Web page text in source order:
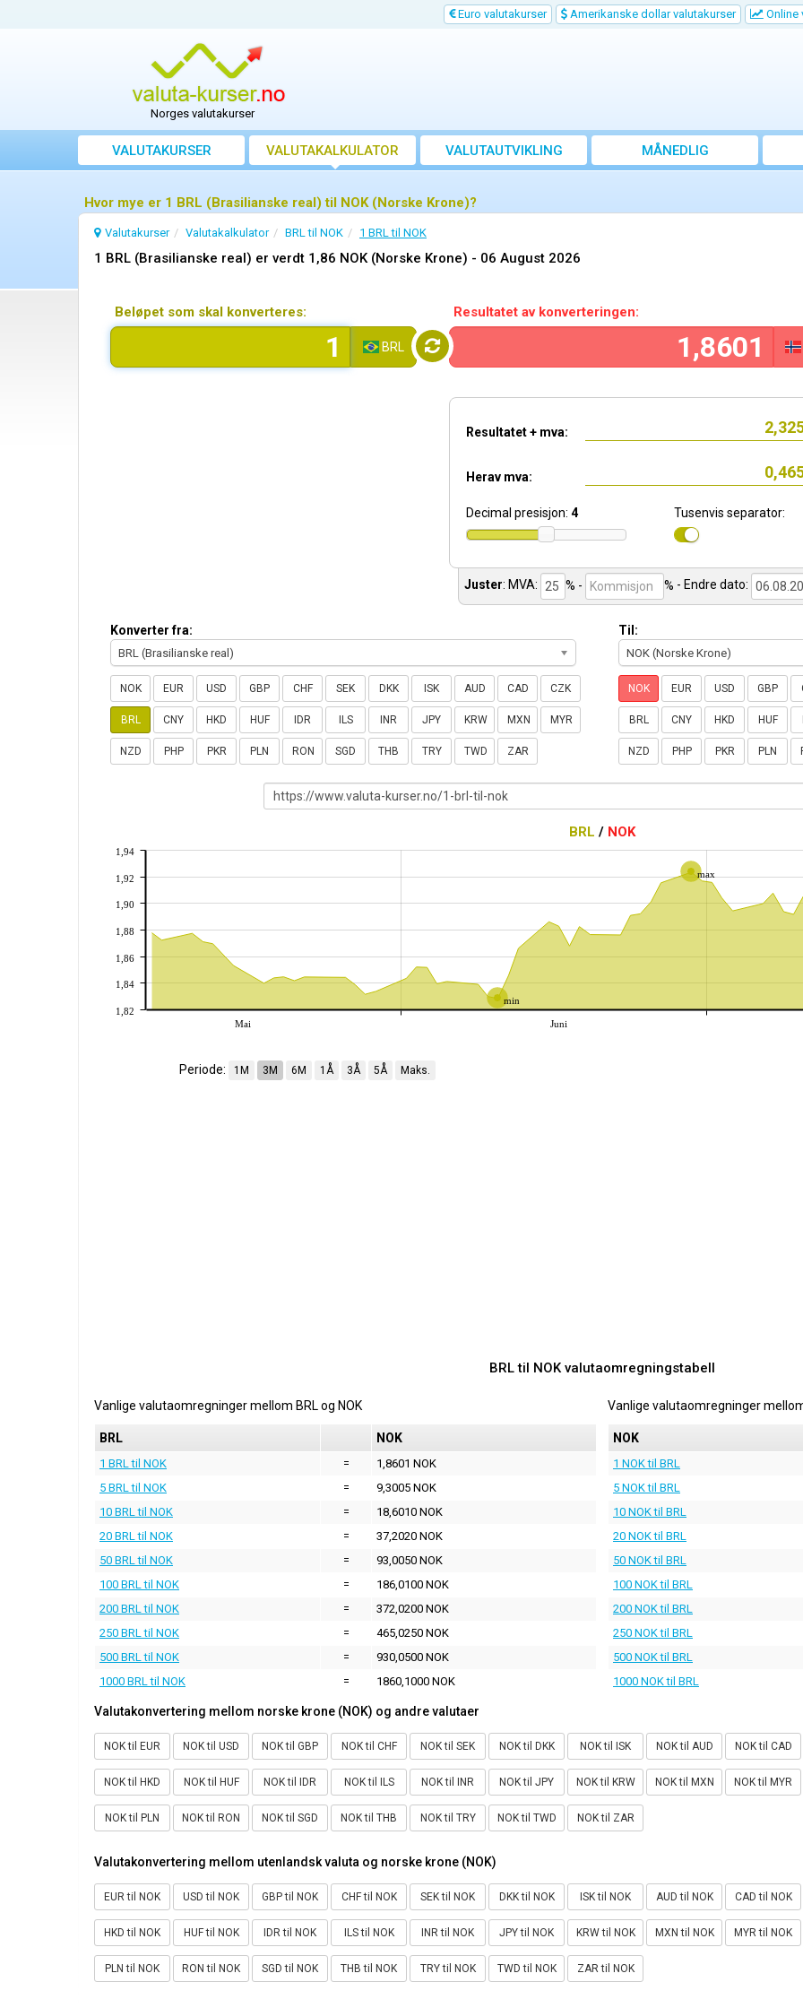
Euro valutakurser Amerikanske dollar valutakurser Online
Norges valutakurser
VALUTAKURSER VALUTAKALKULATOR VALUTAUTVIKLING
MÅNEDLIG
GJENNOMSNITTSKURS
Hvor mye er 1 BRL (Brasilianske real) til NOK (Norske Krone)?
Valutakurser Valutakalkulator BRL til NOK 1 BRL til NOK
1 BRL (Brasilianske real) er verdt 1,86 NOK (Norske Krone) - 06 August 2026
Beløpet som skal konverteres:
BRL
Resultatet av konverteringen:
Resultatet + mva:
Herav mva:
Decimal presisjon: 4 Tusenvis separator:
Juster: MVA: % - % - Endre dato:
Konverter fra:
BRL (Brasilianske real)
NOK EUR USD GBP CHF SEK DKK ISK AUD CAD CZK
BRL CNY HKD HUF IDR ILS INR JPY KRW MXN MYR
NZD PHP PKR PLN RON SGD THB TRY TWD ZAR
Til:
NOK (Norske Krone)
NOK EUR USD GBP
BRL CNY HKD HUF
NZD PHP PKR PLN
BRL / NOK
min
max
Mai Juni
1,82
1,84
1,86
1,88
1,90
1,92
1,94
Periode: 1M 3M 6M 1Å 3Å 5Å Maks.
BRL til NOK valutaomregningstabell
Vanlige valutaomregninger mellom BRL og NOK
BRL NOK
1 BRL til NOK =
1,8601 NOK
5 BRL til NOK
=
9,3005 NOK
10 BRL til NOK
=
18,6010 NOK
20 BRL til NOK
=
37,2020 NOK
50 BRL til NOK
=
93,0050 NOK
100 BRL til NOK
=
186,0100 NOK
200 BRL til NOK
=
372,0200 NOK
250 BRL til NOK
=
465,0250 NOK
500 BRL til NOK
=
930,0500 NOK
1000 BRL til NOK
= 1860,1000 NOK
Vanlige valutaomregninger
NOK
1 NOK til BRL
5 NOK til BRL
10 NOK til BRL
20 NOK til BRL
50 NOK til BRL
100 NOK til BRL
200 NOK til BRL
250 NOK til BRL
500 NOK til BRL
1000 NOK til BRL
Valutakonvertering mellom norske krone (NOK) og andre valutaer
NOK til EUR NOK til USD NOK til GBP NOK til CHF NOK til SEK NOK til DKK NOK til ISK NOK til AUD NOK til CAD
NOK til HKD NOK til HUF NOK til IDR NOK til ILS NOK til INR NOK til JPY NOK til KRW NOK til MXN NOK til MYR
NOK til PLN NOK til RON NOK til SGD NOK til THB NOK til TRY NOK til TWD NOK til ZAR
Valutakonvertering mellom utenlandsk valuta og norske krone (NOK)
EUR til NOK USD til NOK GBP til NOK CHF til NOK SEK til NOK DKK til NOK ISK til NOK AUD til NOK CAD til NOK
HKD til NOK HUF til NOK IDR til NOK ILS til NOK INR til NOK JPY til NOK KRW til NOK MXN til NOK MYR til NOK
PLN til NOK RON til NOK SGD til NOK THB til NOK TRY til NOK TWD til NOK ZAR til NOK